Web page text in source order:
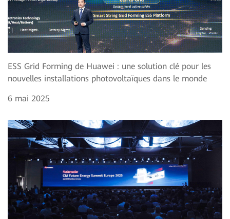
ESS Grid Forming de Huawei : une solution clé pour les
nouvelles installations photovoltaïques dans le monde
6 mai 2025